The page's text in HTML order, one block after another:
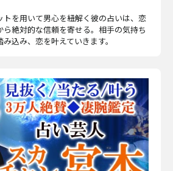
トを用いて男心を紐解く彼の占いは、恋
ら絶対的な信頼を寄せる。相手の気持ち
込み、恋を叶えていきます。